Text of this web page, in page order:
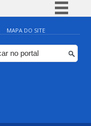
Simplifique!
Comunica BR
Participe
MAPA DO SITE